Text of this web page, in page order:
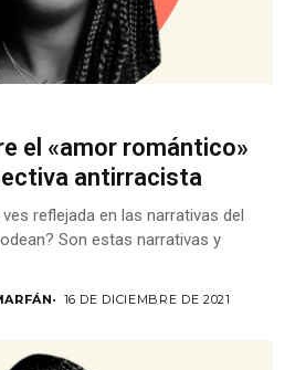
el «amor romántico»
antirracista
reflejada en las narrativas del
Son estas narrativas y
16 DE DICIEMBRE DE 2021